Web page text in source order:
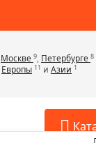
Москве 9, Петербурге 8
Европы 11 и Азии 1